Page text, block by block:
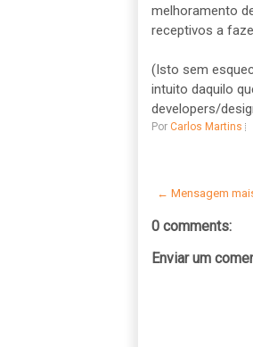
melhoramento
receptivos a
(Isto sem
intuito daquilo
developers/
Por Carlos Martins
← Mensagem
0 comments:
Enviar um